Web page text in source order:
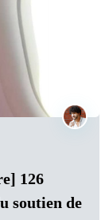
126
soutien de